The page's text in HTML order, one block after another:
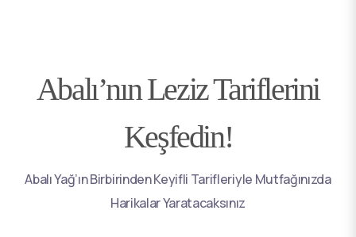
Abalı’nın Leziz Tariflerini
Keşfedin!
Abalı Yağ’ın Birbirinden Keyifli Tarifleriyle Mutfağınızda
Harikalar Yaratacaksınız